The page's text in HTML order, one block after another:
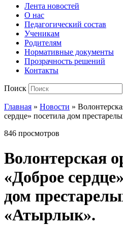
Лента новостей
О нас
Педагогический состав
Ученикам
Родителям
Нормативные документы
Прозрачность решений
Контакты
Поиск
Главная » Новости »
сердце» посетила дом
846 просмотров
Волонтерская
«Доброе
дом
«Атырлык».